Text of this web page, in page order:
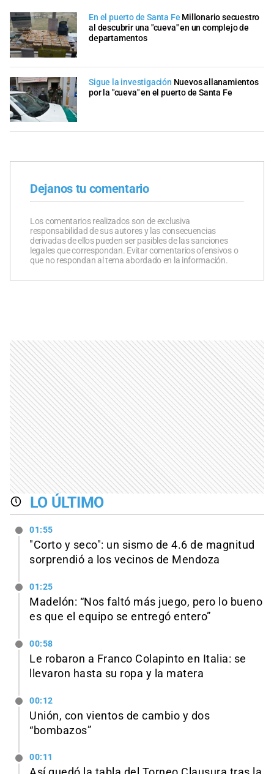
En el puerto de Santa Fe Millonario secuestro
al descubrir una "cueva" en un complejo de
departamentos
Sigue la investigación Nuevos allanamientos
por la "cueva" en el puerto de Santa Fe
Dejanos tu comentario
Los comentarios realizados son de exclusiva
responsabilidad de sus autores y las consecuencias
derivadas de ellos pueden ser pasibles de las sanciones
legales que correspondan. Evitar comentarios ofensivos o
que no respondan al tema abordado en la información.
LO ÚLTIMO
01:55
"Corto y seco": un sismo de 4.6 de magnitud
sorprendió a los vecinos de Mendoza
01:25
Madelón: “Nos faltó más juego, pero lo bueno
es que el equipo se entregó entero”
00:58
Le robaron a Franco Colapinto en Italia: se
llevaron hasta su ropa y la matera
00:12
Unión, con vientos de cambio y dos
“bombazos”
00:11